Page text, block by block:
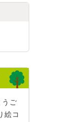
うご
絵コ